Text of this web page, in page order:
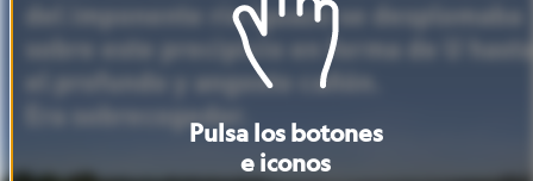
del
imponente ríoIguazúse desplomaba
sobre este precipicio en forma de
el profundo y angosto
cañón.
Era sobrecogedor.
Pulsa los botones
e iconos